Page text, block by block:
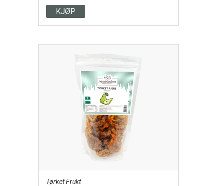
KJØP
Tørket Frukt